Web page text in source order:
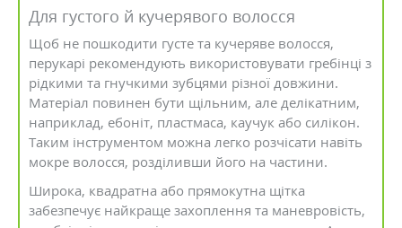
Для густого й кучерявого волосся
Щоб не пошкодити густе та кучеряве волосся,
перукарі рекомендують використовувати гребінці з
рідкими та гнучкими зубцями різної довжини.
Матеріал повинен бути щільним, але делікатним,
наприклад, ебоніт, пластмаса, каучук або силікон.
Таким інструментом можна легко розчісати навіть
мокре волосся, розділивши його на частини.
Широка, квадратна або прямокутна щітка
забезпечує найкраще захоплення та маневровість,